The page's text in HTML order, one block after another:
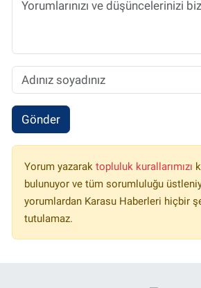
Gönder
Yorum yazarak topluluk kurallarımızı
bulunuyor ve tüm sorumluluğu
yorumlardan Karasu Haberleri hiçbir
tutulamaz.